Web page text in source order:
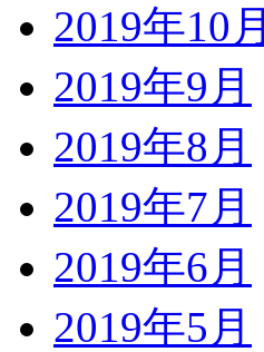
2019年10月
2019年9月
2019年8月
2019年7月
2019年6月
2019年5月